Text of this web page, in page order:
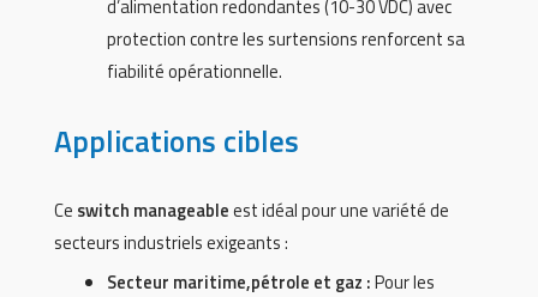
d’alimentation redondantes (10-30 VDC) avec
protection contre les surtensions renforcent sa
fiabilité opérationnelle.
Applications cibles
Ce switch manageableest idéal pour une variété de
secteurs industriels exigeants :
Secteur maritime,pétrole et gaz :Pour les